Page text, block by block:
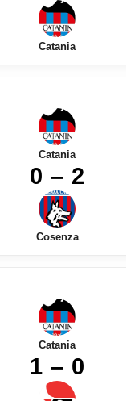
Catania
Catania
0 – 2
Cosenza
Catania
1 – 0